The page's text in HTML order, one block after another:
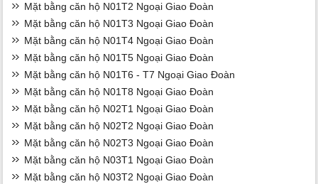
Mặt bằng căn hộ N01T2 Ngoại Giao Đoàn
Mặt bằng căn hộ N01T3 Ngoại Giao Đoàn
Mặt bằng căn hộ N01T4 Ngoại Giao Đoàn
Mặt bằng căn hộ N01T5 Ngoại Giao Đoàn
Mặt bằng căn hộ N01T6 - T7 Ngoại Giao Đoàn
Mặt bằng căn hộ N01T8 Ngoại Giao Đoàn
Mặt bằng căn hộ N02T1 Ngoại Giao Đoàn
Mặt bằng căn hộ N02T2 Ngoại Giao Đoàn
Mặt bằng căn hộ N02T3 Ngoại Giao Đoàn
Mặt bằng căn hộ N03T1 Ngoại Giao Đoàn
Mặt bằng căn hộ N03T2 Ngoại Giao Đoàn